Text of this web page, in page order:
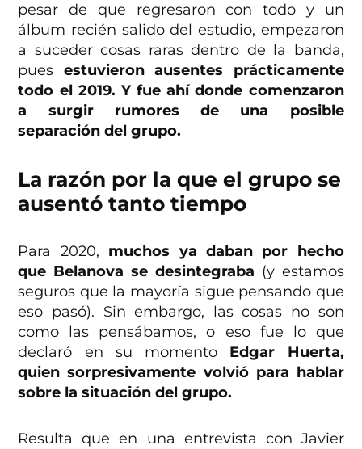
pesar de que regresaron con todo y un
álbum recién salido del estudio, empezaron
a suceder cosas raras dentro de la banda,
pues estuvieron ausentes prácticamente
todo el 2019. Y fue ahí donde comenzaron
a surgir rumores de una posible
separación del grupo.
La razón por la que el grupo se
ausentó tanto tiempo
Para 2020, muchos ya daban por hecho
que Belanova se desintegraba (y estamos
seguros que la mayoría sigue pensando que
eso pasó). Sin embargo, las cosas no son
como las pensábamos, o eso fue lo que
declaró en su momento Edgar Huerta,
quien sorpresivamente volvió para hablar
sobre la situación del grupo.
Resulta que en una entrevista con Javier